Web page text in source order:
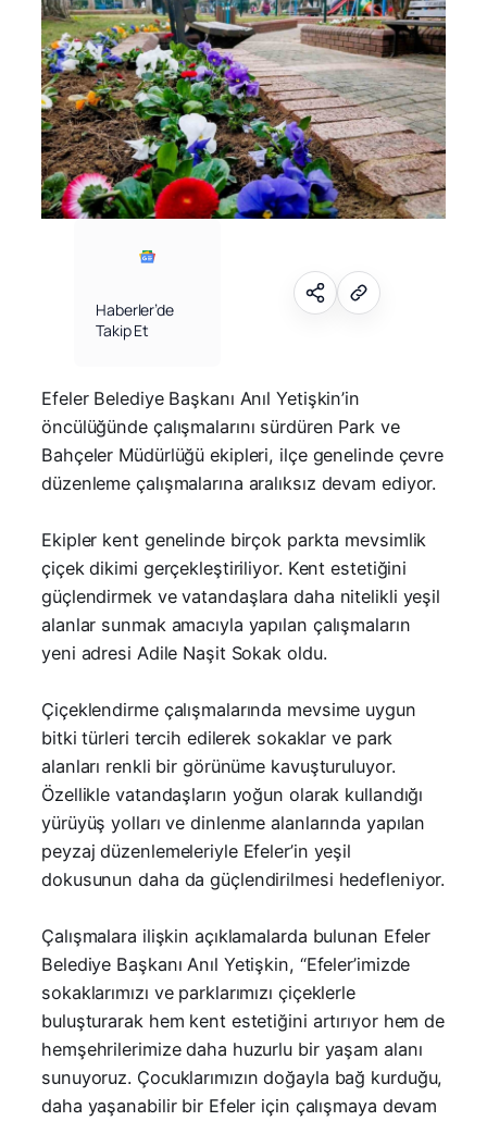
Haberler’de
Takip Et
Efeler Belediye Başkanı Anıl Yetişkin’in
öncülüğünde çalışmalarını sürdüren Park ve
Bahçeler Müdürlüğü ekipleri, ilçe genelinde çevre
düzenleme çalışmalarına aralıksız devam ediyor.
Ekipler kent genelinde birçok parkta mevsimlik
çiçek dikimi gerçekleştiriliyor. Kent estetiğini
güçlendirmek ve vatandaşlara daha nitelikli yeşil
alanlar sunmak amacıyla yapılan çalışmaların
yeni adresi Adile Naşit Sokak oldu.
Çiçeklendirme çalışmalarında mevsime uygun
bitki türleri tercih edilerek sokaklar ve park
alanları renkli bir görünüme kavuşturuluyor.
Özellikle vatandaşların yoğun olarak kullandığı
yürüyüş yolları ve dinlenme alanlarında yapılan
peyzaj düzenlemeleriyle Efeler’in yeşil
dokusunun daha da güçlendirilmesi hedefleniyor.
Çalışmalara ilişkin açıklamalarda bulunan Efeler
Belediye Başkanı Anıl Yetişkin, “Efeler’imizde
sokaklarımızı ve parklarımızı çiçeklerle
buluşturarak hem kent estetiğini artırıyor hem de
hemşehrilerimize daha huzurlu bir yaşam alanı
sunuyoruz. Çocuklarımızın doğayla bağ kurduğu,
daha yaşanabilir bir Efeler için çalışmaya devam